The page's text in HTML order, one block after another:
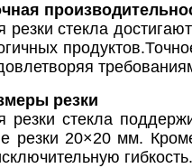
стекла
резки
стекла
резки 20×20 мм.
гибкость.